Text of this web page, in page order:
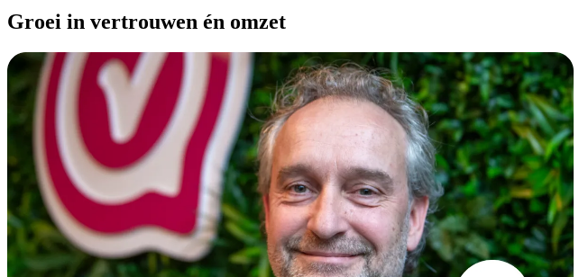
Groei in vertrouwen én omzet